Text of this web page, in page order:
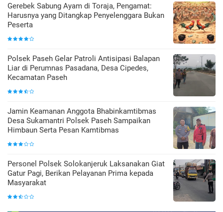
Gerebek Sabung Ayam di Toraja, Pengamat:
Harusnya yang Ditangkap Penyelenggara Bukan
Peserta
Polsek Paseh Gelar Patroli Antisipasi Balapan
Liar di Perumnas Pasadana, Desa Cipedes,
Kecamatan Paseh
Jamin Keamanan Anggota Bhabinkamtibmas
Desa Sukamantri Polsek Paseh Sampaikan
Himbaun Serta Pesan Kamtibmas
Personel Polsek Solokanjeruk Laksanakan Giat
Gatur Pagi, Berikan Pelayanan Prima kepada
Masyarakat